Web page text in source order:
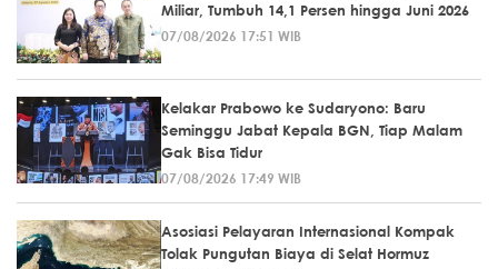
Miliar, Tumbuh 14,1 Persen hingga Juni 2026
07/08/2026 17:51 WIB
Kelakar Prabowo ke Sudaryono: Baru
Seminggu Jabat Kepala BGN, Tiap Malam
Gak Bisa Tidur
07/08/2026 17:49 WIB
Asosiasi Pelayaran Internasional Kompak
Tolak Pungutan Biaya di Selat Hormuz